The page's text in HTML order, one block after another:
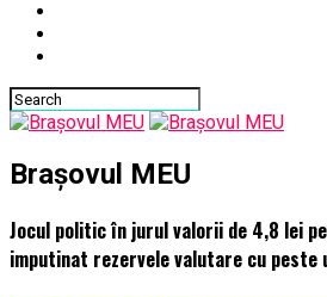
Brașovul MEU
Jocul politic în jurul valorii de 4,8 lei
imputinat rezervele valutare cu peste